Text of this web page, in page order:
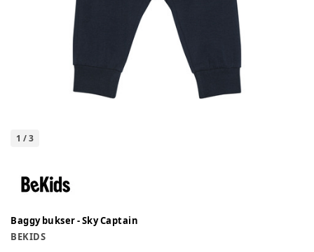
1 /3
Baggy bukser - Sky Captain
BEKIDS